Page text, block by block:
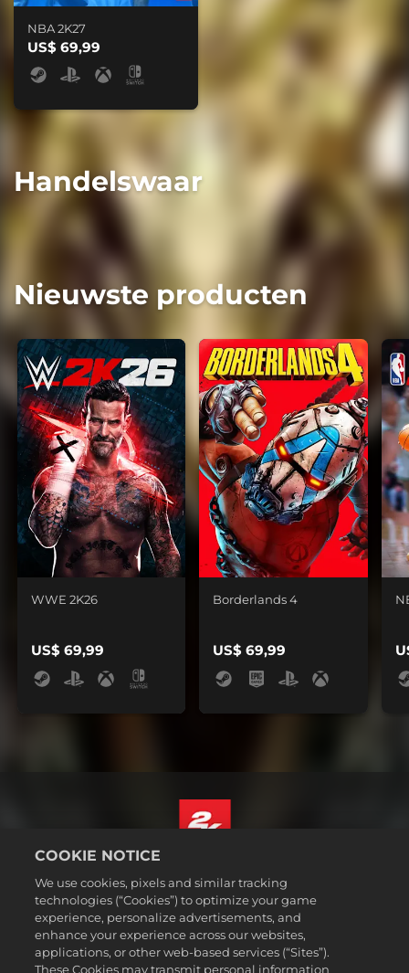
NBA 2K27
US$ 69,99
Handelswaar
Nieuwste producten
WWE 2K26
US$ 69,99
Borderlands 4
US$ 69,99
Juridische informatie
Privacybeleid
Cookiebeleid
Nederlands
COOKIE NOTICE
We use cookies, pixels and similar tracking
technologies (“Cookies”) to optimize your game
experience, personalize advertisements, and
enhance your experience across our websites,
applications, or other web-based services (“Sites”).
These Cookies may transmit personal information